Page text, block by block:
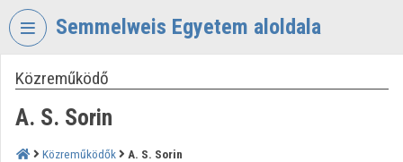
Fejléc kihagyása
Semmelweis Egyetem aloldala
VIDEOTORIUM
SEMMELWEIS
EGYETEM
Közreműködő
A. S. Sorin
Közreműködők A. S. Sorin